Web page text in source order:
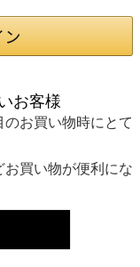
お客様
お買い物時にとて
買い物が便利にな